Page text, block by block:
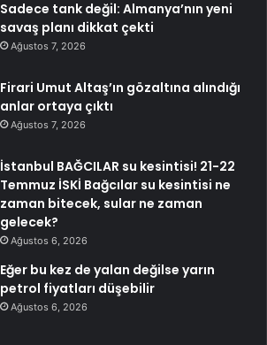
Sadece tank değil: Almanya’nın yeni
savaş planı dikkat çekti
Ağustos 7, 2026
Firari Umut Altaş’ın gözaltına alındığı
anlar ortaya çıktı
Ağustos 7, 2026
İstanbul BAĞCILAR su kesintisi! 21-22
Temmuz İSKİ Bağcılar su kesintisi ne
zaman bitecek, sular ne zaman
gelecek?
Ağustos 6, 2026
Eğer bu kez de yalan değilse yarın
petrol fiyatları düşebilir
Ağustos 6, 2026